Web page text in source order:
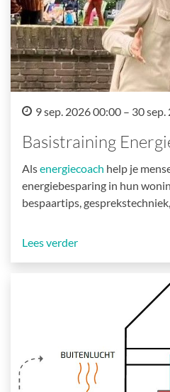
9 sep. 2026 00:00 – 30
Basistraining
Alsenergiecoach help je
energiebesparing in hun
bespaartips,
Lees verder